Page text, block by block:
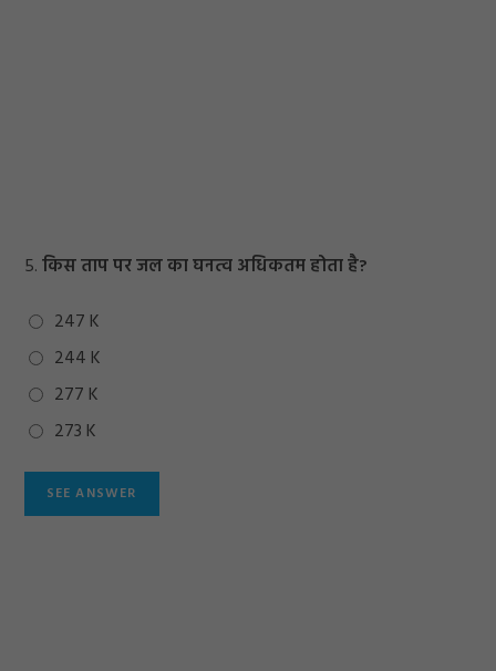
5.किस ताप पर जल का घनत्व अधिकतम होता है?
247 K
244 K
277 K
273 K